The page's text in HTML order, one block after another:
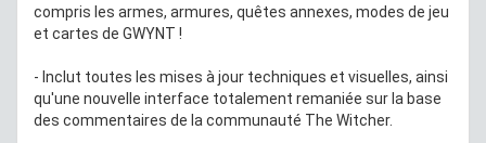
compris les armes, armures, quêtes annexes, modes de jeu
et cartes de GWYNT !
- Inclut toutes les mises à jour techniques et visuelles, ainsi
qu'une nouvelle interface totalement remaniée sur la base
des commentaires de la communauté The Witcher.